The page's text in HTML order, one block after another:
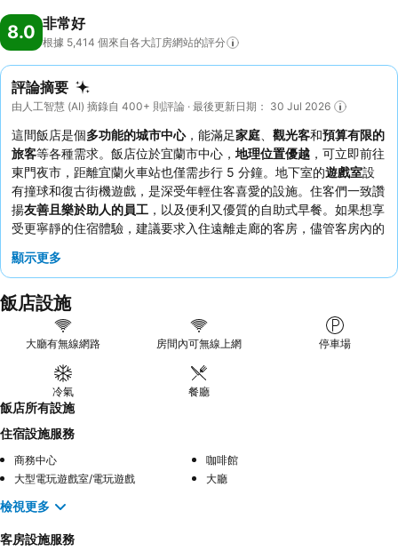
8.0 非常好
根據 5,414 個來自各大訂房網站的評分
評論摘要
由人工智慧 (AI) 摘錄自 400+ 則評論 · 最後更新日期： 30 Jul 2026
這間飯店是個多功能的城市中心，能滿足家庭 觀光客和預算有限的
旅客等各種需求。飯店位於宜蘭市中心， 地理位置優越 ，可立即前往
東門夜市，距離宜蘭火車站也僅需步行 5 分鐘。地下室的遊戲室設
有撞球和復古街機遊戲，是深受年輕住客喜愛的設施。住客們一致讚
揚友善且樂於助人的員工 ，以及便利又優質的自助式早餐。如果想享
受更寧靜的住宿體驗，建議要求入住遠離走廊的客房，儘管客房內的
顯示更多
飯店設施
大廳有無線網路 房間內可無線上網 停車場
冷氣 餐廳
飯店所有設施
住宿設施服務
商務中心
咖啡館
大型電玩遊戲室/電玩遊戲
大廳
檢視更多
客房設施服務